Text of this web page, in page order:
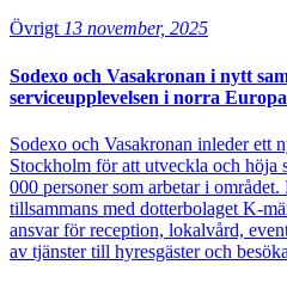
Övrigt 13 november, 2025
Sodexo och Vasakronan i nytt
serviceupplevelsen i norra
Sodexo och Vasakronan inleder ett
Stockholm för att utveckla och höja
000 personer som arbetar i
tillsammans med dotterbolaget K-
ansvar för reception, lokalvård,
av tjänster till hyresgäster och